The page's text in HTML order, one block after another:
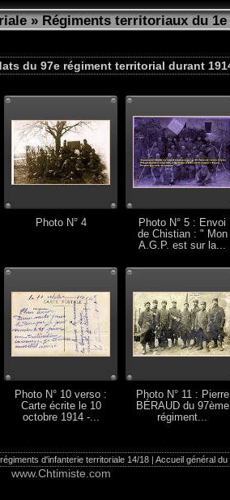
»Régiments territoriaux du 1e
du 97e régiment territorial durant
Photo N° 4
Photo N° 5 : Envoi
de Chistian : " Mon
A.G.P. est sur la...
Photo N° 10 verso :
Carte écrite le 10
octobre 1914 -...
Photo N° 11 : Pierre
BÉRAUD du 97ème
régiment...
d'infanterie territoriale 14/18| Accueil général du
www.Chtimiste.com